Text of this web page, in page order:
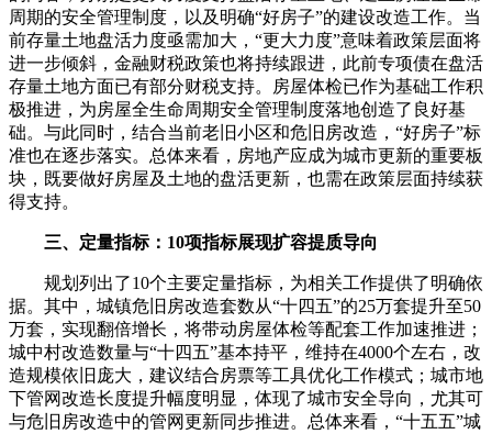
周期的安全管理制度，以及明确“好房子”的建设改造工作。当
前存量土地盘活力度亟需加大，“更大力度”意味着政策层面将
进一步倾斜，金融财税政策也将持续跟进，此前专项债在盘活
存量土地方面已有部分财税支持。房屋体检已作为基础工作积
极推进，为房屋全生命周期安全管理制度落地创造了良好基
础。与此同时，结合当前老旧小区和危旧房改造，“好房子”标
准也在逐步落实。总体来看，房地产应成为城市更新的重要板
块，既要做好房屋及土地的盘活更新，也需在政策层面持续获
得支持。
三、定量指标：10项指标展现扩容提质导向
规划列出了10个主要定量指标，为相关工作提供了明确依
据。其中，城镇危旧房改造套数从“十四五”的25万套提升至50
万套，实现翻倍增长，将带动房屋体检等配套工作加速推进；
城中村改造数量与“十四五”基本持平，维持在4000个左右，改
造规模依旧庞大，建议结合房票等工具优化工作模式；城市地
下管网改造长度提升幅度明显，体现了城市安全导向，尤其可
与危旧房改造中的管网更新同步推进。总体来看，“十五五”城